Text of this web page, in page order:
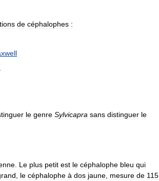
de céphalophes :
le genre Sylvicapra sans distinguer le
Le plus petit est le céphalophe bleu qui
le céphalophe à dos jaune mesure de 115